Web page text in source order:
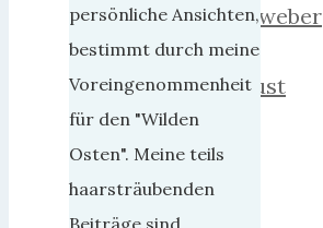
herrweber
2.
August
6.
Juli
persönliche Ansichten,
bestimmt durch meine
Voreingenommenheit
für den "Wilden
Osten". Meine teils
haarsträubenden
Beiträge sind